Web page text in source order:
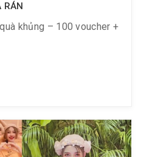
RÁN
khủng – 100 voucher +
may mắn nhất, nhận